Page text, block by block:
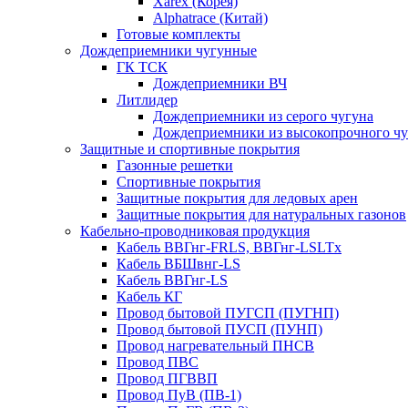
Alphatrace (Китай)
Готовые комплекты
Дождеприемники чугунные
ГК ТСК
Дождеприемники ВЧ
Литлидер
Дождеприемники из серого чугуна
Дождеприемники из высокопрочного
Защитные и спортивные покрытия
Газонные решетки
Спортивные покрытия
Защитные покрытия для ледовых арен
Защитные покрытия для натуральных газонов
Кабельно-проводниковая продукция
Кабель ВВГнг-FRLS, ВВГнг-LSLTx
Кабель ВБШвнг-LS
Кабель ВВГнг-LS
Кабель КГ
Провод бытовой ПУГСП (ПУГНП)
Провод бытовой ПУСП (ПУНП)
Провод нагревательный ПНСВ
Провод ПВС
Провод ПГВВП
Провод ПуВ (ПВ-1)